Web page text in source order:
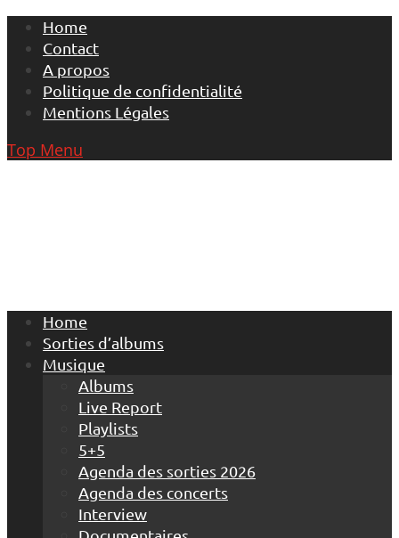
Skip
content
Home
Contact
A propos
Politique de confidentialité
Mentions Légales
Top Menu
Home
Sorties d’albums
Musique
Albums
Live Report
Playlists
5+5
Agenda des sorties 2026
Agenda des concerts
Interview